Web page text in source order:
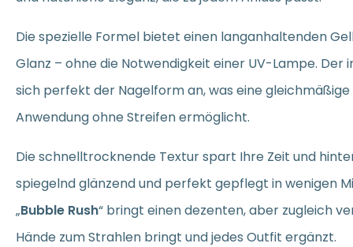
Die spezielle Formel bietet einen langanhaltenden
Glanz – ohne die Notwendigkeit einer UV-Lampe. Der
sich perfekt der Nagelform an, was eine gleichmäßige
Anwendung ohne Streifen ermöglicht.
Die schnelltrocknende Textur spart Ihre Zeit und
spiegelnd glänzend und perfekt gepflegt in wenigen
„Bubble Rush“ bringt einen dezenten, aber zugleich
Hände zum Strahlen bringt und jedes Outfit ergänzt.